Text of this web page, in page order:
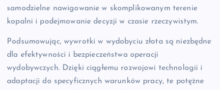
samodzielne nawigowanie w skomplikowanym terenie
kopalni i podejmowanie decyzji w czasie rzeczywistym.
Podsumowując, wywrotki w wydobyciu złota są niezbędne
dla efektywności i bezpieczeństwa operacji
wydobywczych. Dzięki ciągłemu rozwojowi technologii i
adaptacji do specyficznych warunków pracy, te potężne